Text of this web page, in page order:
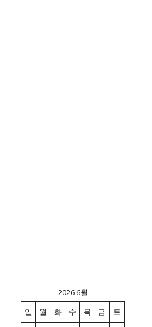
2026 6월
일
월 화 수 목 금
토